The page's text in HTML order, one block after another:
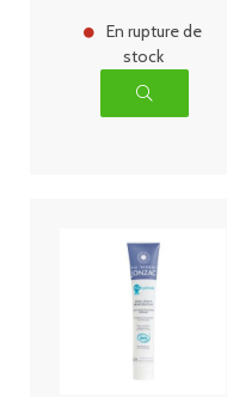
En rupture de
stock